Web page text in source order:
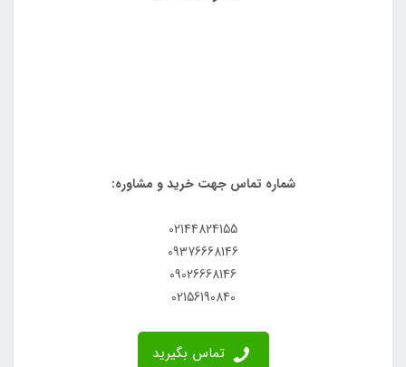
شماره تماس جهت خرید و مشاوره:
02144824155
09376668146
09026668146
02156190840
تماس بگیرید